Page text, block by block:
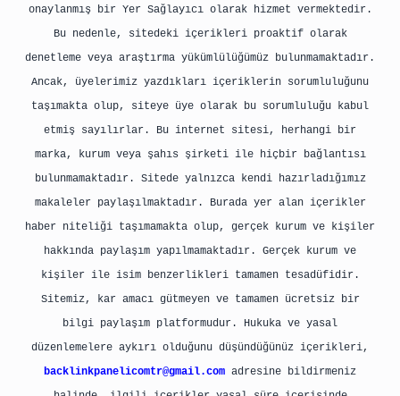
onaylanmış bir Yer Sağlayıcı olarak hizmet vermektedir.
Bu nedenle, sitedeki içerikleri proaktif olarak
denetleme veya araştırma yükümlülüğümüz bulunmamaktadır.
Ancak, üyelerimiz yazdıkları içeriklerin sorumluluğunu
taşımakta olup, siteye üye olarak bu sorumluluğu kabul
etmiş sayılırlar. Bu internet sitesi, herhangi bir
marka, kurum veya şahıs şirketi ile hiçbir bağlantısı
bulunmamaktadır. Sitede yalnızca kendi hazırladığımız
makaleler paylaşılmaktadır. Burada yer alan içerikler
haber niteliği taşımamakta olup, gerçek kurum ve kişiler
hakkında paylaşım yapılmamaktadır. Gerçek kurum ve
kişiler ile isim benzerlikleri tamamen tesadüfidir.
Sitemiz, kar amacı gütmeyen ve tamamen ücretsiz bir
bilgi paylaşım platformudur. Hukuka ve yasal
düzenlemelere aykırı olduğunu düşündüğünüz içerikleri,
backlinkpanelicomtr@gmail.com adresine bildirmeniz